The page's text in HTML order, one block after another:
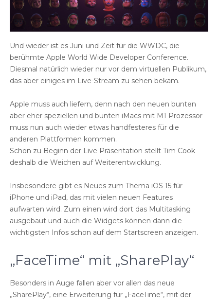
Und wieder ist es Juni und Zeit für die WWDC, die
berühmte Apple World Wide Developer Conference.
Diesmal natürlich wieder nur vor dem virtuellen Publikum,
das aber einiges im Live-Stream zu sehen bekam.
Apple muss auch liefern, denn nach den neuen bunten
aber eher speziellen und bunten iMacs mit M1 Prozessor
muss nun auch wieder etwas handfesteres für die
anderen Plattformen kommen.
Schon zu Beginn der Live Präsentation stellt Tim Cook
deshalb die Weichen auf Weiterentwicklung.
Insbesondere gibt es Neues zum Thema iOS 15 für
iPhone und iPad, das mit vielen neuen Features
aufwarten wird. Zum einen wird dort das Multitasking
ausgebaut und auch die Widgets können dann die
wichtigsten Infos schon auf dem Startscreen anzeigen.
„FaceTime“ mit „SharePlay“
Besonders in Auge fallen aber vor allen das neue
„SharePlay“, eine Erweiterung für „FaceTime“, mit der